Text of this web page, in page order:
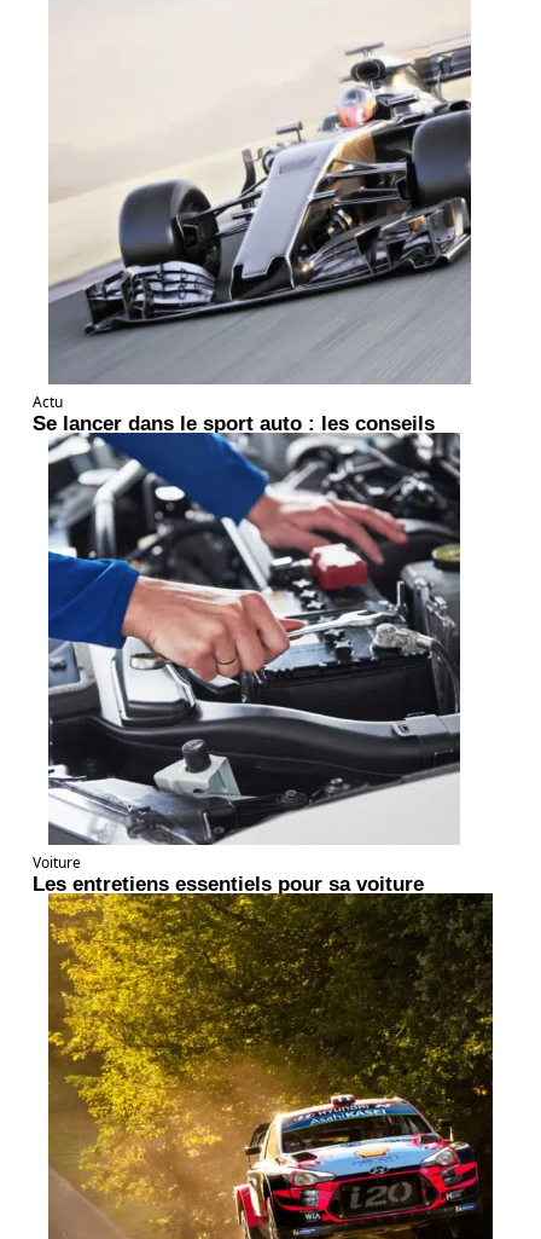
Actu
Se lancer dans le sport auto : les conseils
Voiture
Les entretiens essentiels pour sa voiture